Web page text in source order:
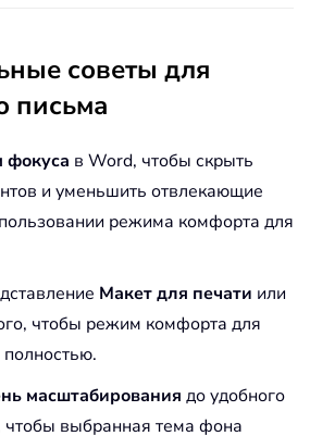
советы для
письма
в Word, чтобы скрыть
и уменьшить отвлекающие
режима комфорта для
Макет для печати или
чтобы режим комфорта для
масштабирования до удобного
чтобы выбранная тема фона